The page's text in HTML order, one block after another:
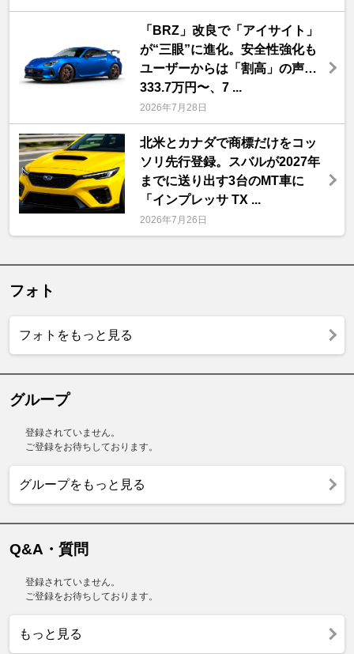
「BRZ」改良で「アイサイト」
が“三眼”に進化。安全性強化も
ユーザーからは「割高」の声…
333.7万円〜、7 ...
2026年7月28日
北米とカナダで商標だけをコッ
ソリ先行登録。スバルが2027年
までに送り出す3台のMT車に
「インプレッサ TX ...
2026年7月26日
フォト
フォトをもっと見る
グループ
登録されていません。
ご登録をお待ちしております。
グループをもっと見る
Q&A・質問
登録されていません。
ご登録をお待ちしております。
もっと見る